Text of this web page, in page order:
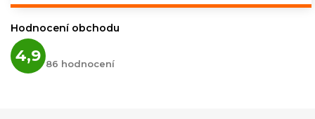
Hodnocení obchodu
4,9 hodnocení
obchodu
86 hodnocení